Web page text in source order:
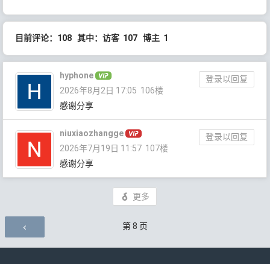
目前评论：108 其中：访客 107 博主 1
hyphone
登录以回复
2026年8月2日 17:05 106楼
感谢分享
niuxiaozhangge
登录以回复
2026年7月19日 11:57 107楼
感谢分享
更多
评论导航 第8 页